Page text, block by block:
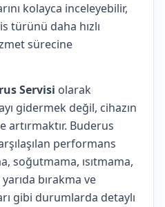
kolayca inceleyebilir,
türünü daha hızlı
sürecine
Servisi olarak
gidermek değil, cihazın
artırmaktır. Buderus
performans
soğutmama, ısıtmama,
bırakma ve
gibi durumlarda detaylı